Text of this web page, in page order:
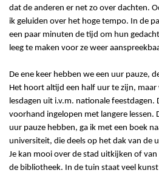
dat de anderen er net zo over dachten.
ik geluiden over het hoge tempo. In de
een paar minuten de tijd om hun
leeg te maken voor ze weer
De ene keer hebben we een uur pauze,
Het hoort altijd een half uur te zijn, maar
lesdagen uit i.v.m. nationale feestdagen.
voorhand ingelopen met langere lessen.
uur pauze hebben, ga ik met een boek
universiteit, die deels op het dak van de
Je kan mooi over de stad uitkijken of
de bibliotheek. In de tuin staat veel